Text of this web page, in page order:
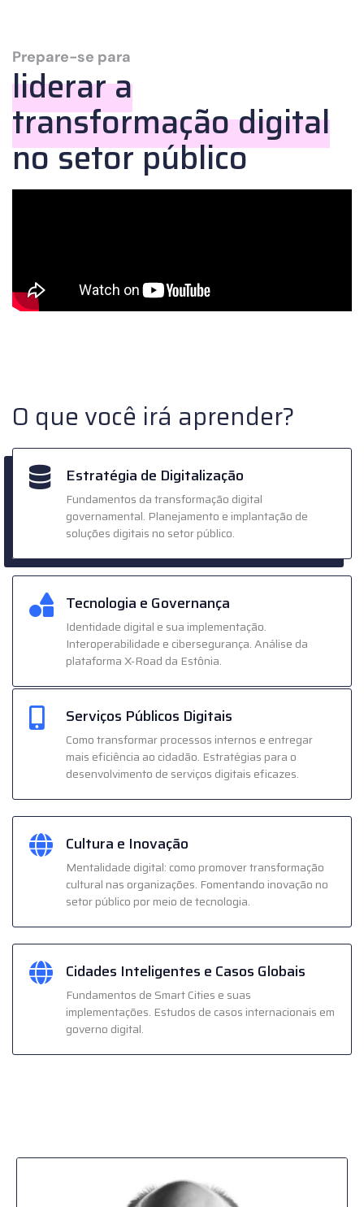
Prepare-se para
liderar a
transformação digital
no setor público
O que você irá aprender?
Estratégia de Digitalização
Fundamentos da transformação digital
governamental. Planejamento e implantação de
soluções digitais no setor público.
Tecnologia e Governança
Identidade digital e sua implementação.
Interoperabilidade e cibersegurança. Análise da
plataforma X-Road da Estônia.
Serviços Públicos Digitais
Como transformar processos internos e entregar
mais eficiência ao cidadão. Estratégias para o
desenvolvimento de serviços digitais eficazes.
Cultura e Inovação
Mentalidade digital: como promover transformação
cultural nas organizações. Fomentando inovação no
setor público por meio de tecnologia.
Cidades Inteligentes e Casos Globais
Fundamentos de Smart Cities e suas
implementações. Estudos de casos internacionais em
governo digital.